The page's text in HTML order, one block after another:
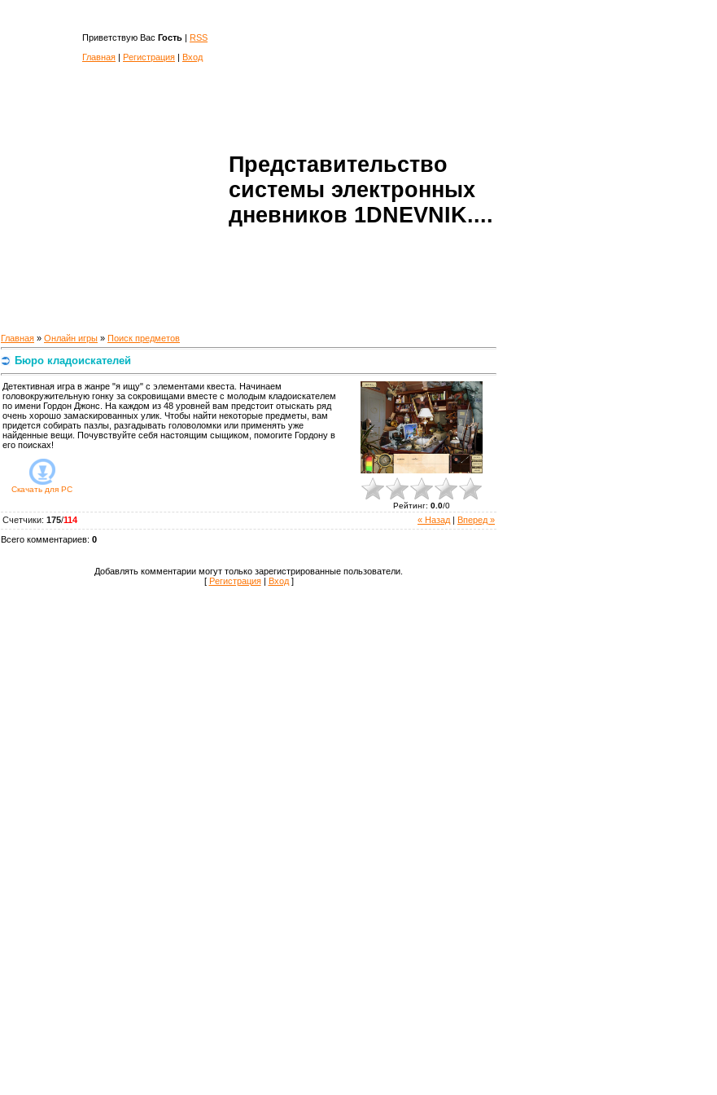
Приветствую Вас Гость | RSS
Главная | Регистрация | Вход
Представительство
системы электронных
дневников 1DNEVNIK....
Главная » Онлайн игры » Поиск предметов
Бюро кладоискателей
Детективная игра в жанре "я ищу" с элементами квеста. Начинаем
головокружительную гонку за сокровищами вместе с молодым кладоискателем
по имени Гордон Джонс. На каждом из 48 уровней вам предстоит отыскать ряд
очень хорошо замаскированных улик. Чтобы найти некоторые предметы, вам
придется собирать пазлы, разгадывать головоломки или применять уже
найденные вещи. Почувствуйте себя настоящим сыщиком, помогите Гордону в
его поисках!
Скачать для PC
Рейтинг: 0.0/0
« Назад Вперед »
Счетчики: 175/114
Всего комментариев: 0
Добавлять комментарии могут только зарегистрированные пользователи.
[ Регистрация| Вход]